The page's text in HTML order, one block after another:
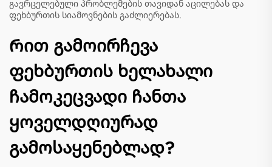
გავრცელებული პრობლემების თავიდან აცილებას და
ფეხბურთის სიამოვნების გაძლიერებას.
Რით გამოირჩევა
ფეხბურთის ხელახალი
ჩამოკეცვადი ჩანთა
ყოველდღიურად
გამოსაყენებლად?